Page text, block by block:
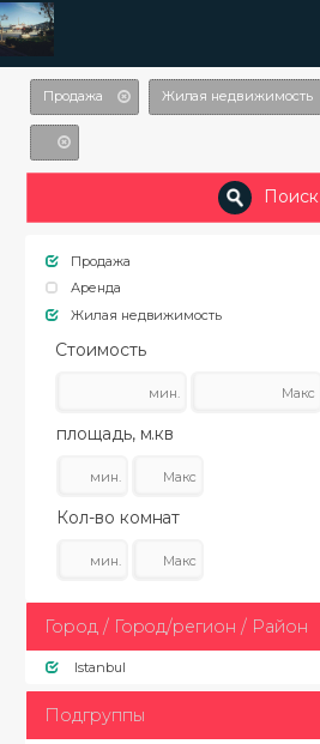
Продажа Жилая недвижимость
Поиск
Продажа
Аренда
Жилая недвижимость
Стоимость
площадь, м.кв
Кол-во комнат
Город / Город/регион / Район
Istanbul
Подгруппы